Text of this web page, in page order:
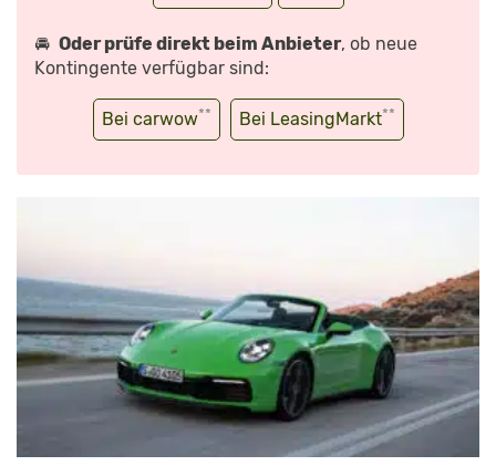
🚘 Oder prüfe direkt beim Anbieter, ob neue
Kontingente verfügbar sind:
Bei carwow** Bei LeasingMarkt**